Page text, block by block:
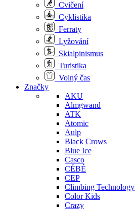
Cvičení
Cyklistika
Ferraty
Lyžování
Skialpinismus
Turistika
Volný čas
Značky
AKU
Almgwand
ATK
Atomic
Aulp
Black Crows
Blue Ice
Casco
CÉBÉ
CEP
Climbing Technology
Color Kids
Crazy